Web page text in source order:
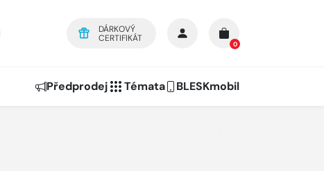
DÁRKOVÝ
CERTIFIKÁT
0
Předprodej Témata BLESKmobil